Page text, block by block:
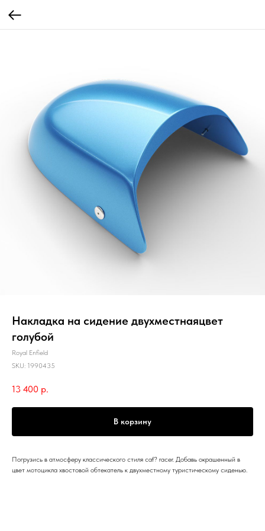
Накладка на сидение двухместнаяцвет
голубой
Royal Enfield
SKU: 1990435
13 400 р.
В корзину
Погрузись в атмосферу классического стиля caf? racer. Добавь окрашенный в
цвет мотоцикла хвостовой обтекатель к двухместному туристическому сиденью.